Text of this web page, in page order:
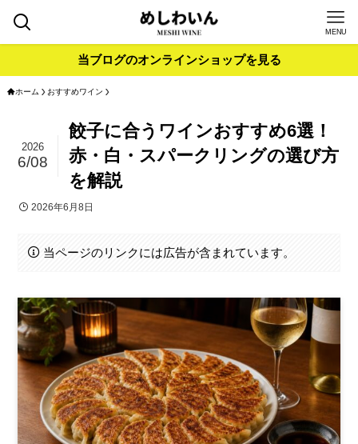
MENU
当ブログのオンラインショップを見る
ホーム おすすめワイン
餃子に合うワインおすすめ6選！
赤・白・スパークリングの選び方
を解説
2026
6/08
2026年6月8日
当ページのリンクには広告が含まれています。